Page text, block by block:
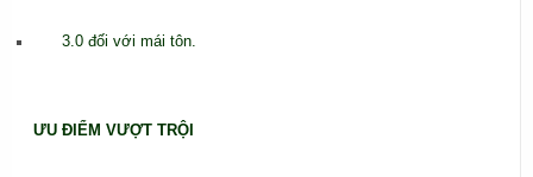
3.0 đối với mái tôn.
ƯU ĐIỂM VƯỢT TRỘI